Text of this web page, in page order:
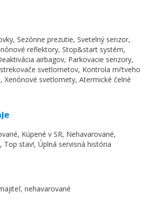
Sezónne prezutie, Svetelný senzor,
reflektory, Stop&start systém,
airbagov, Parkovacie senzory,
svetlometov, Kontrola mŕtveho
Xenónové svetlomety, Atermické čelné
Kúpené v SR, Nehavarované,
Top stav!, Úplná servisná história
nehavarované